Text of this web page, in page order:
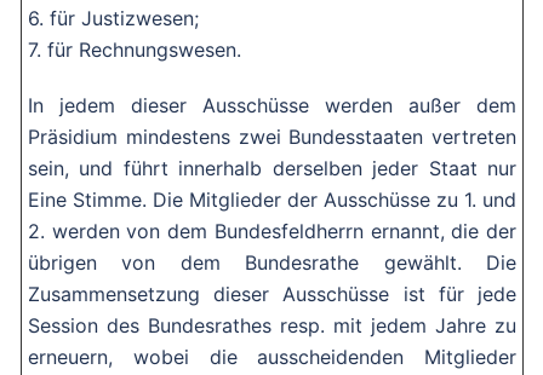
6. für Justizwesen;
7. für Rechnungswesen.
In jedem dieser Ausschüsse werden außer dem
Präsidium mindestens zwei Bundesstaaten vertreten
sein, und führt innerhalb derselben jeder Staat nur
Eine Stimme. Die Mitglieder der Ausschüsse zu 1. und
2. werden von dem Bundesfeldherrn ernannt, die der
übrigen von dem Bundesrathe gewählt. Die
Zusammensetzung dieser Ausschüsse ist für jede
Session des Bundesrathes resp. mit jedem Jahre zu
erneuern, wobei die ausscheidenden Mitglieder